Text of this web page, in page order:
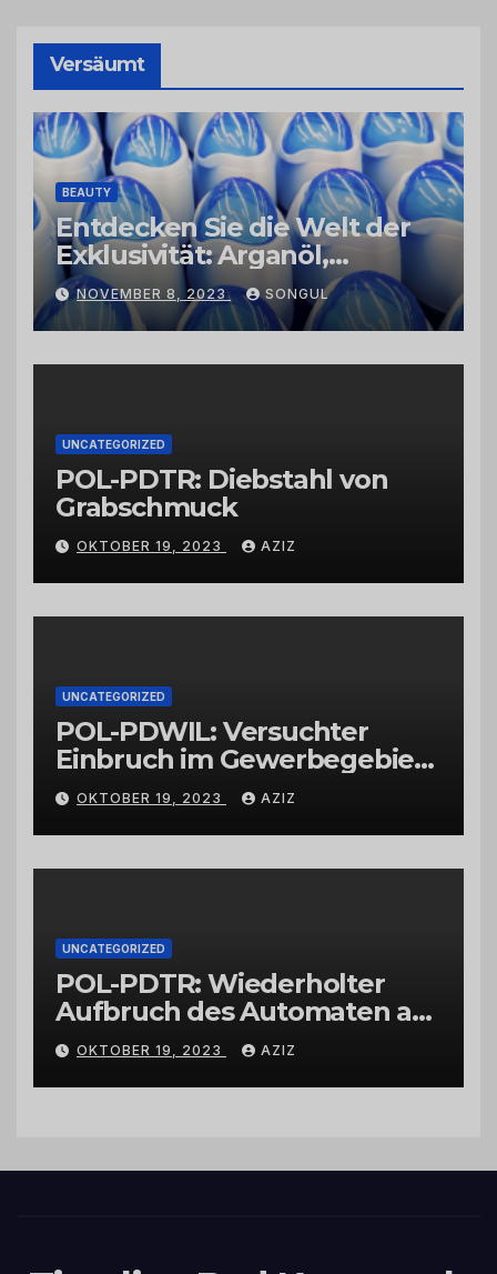
Versäumt
BEAUTY
Entdecken Sie die Welt der
Exklusivität: Arganöl,
Kaktusfeigenkernöl und
Schwarzkümmelöl von
vertrauenswürdigen
Großhändlern und Anbietern
NOVEMBER 8, 2023 SONGUL
UNCATEGORIZED
POL-PDTR: Diebstahl von
Grabschmuck
OKTOBER 19, 2023 AZIZ
UNCATEGORIZED
POL-PDWIL: Versuchter
Einbruch im Gewerbegebiet
Wittlich
OKTOBER 19, 2023 AZIZ
UNCATEGORIZED
POL-PDTR: Wiederholter
Aufbruch des Automaten am
Wohnmobilstellplatz in
Hermeskeil am Labachweg
OKTOBER 19, 2023 AZIZ